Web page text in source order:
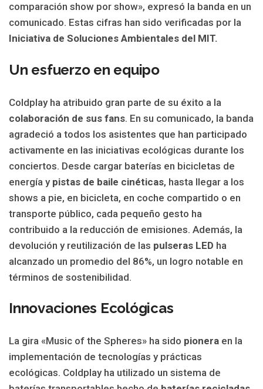
comparación show por show», expresó la banda en un
comunicado. Estas cifras han sido verificadas por la
Iniciativa de Soluciones Ambientales del MIT.
Un esfuerzo en equipo
Coldplay ha atribuido gran parte de su éxito a la
colaboración de sus fans. En su comunicado, la banda
agradeció a todos los asistentes que han participado
activamente en las iniciativas ecológicas durante los
conciertos. Desde cargar baterías en bicicletas de
energía y pistas de baile cinéticas, hasta llegar a los
shows a pie, en bicicleta, en coche compartido o en
transporte público, cada pequeño gesto ha
contribuido a la reducción de emisiones. Además, la
devolución y reutilización de las pulseras LED ha
alcanzado un promedio del 86%, un logro notable en
términos de sostenibilidad.
Innovaciones Ecológicas
La gira «Music of the Spheres» ha sido pionera en la
implementación de tecnologías y prácticas
ecológicas. Coldplay ha utilizado un sistema de